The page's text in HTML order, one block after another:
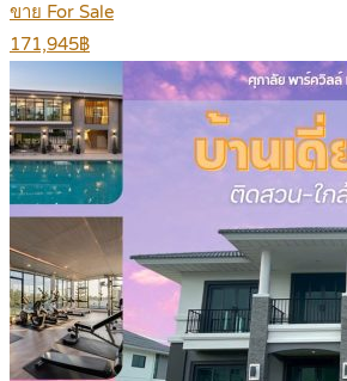
ขาย For Sale
171,945฿